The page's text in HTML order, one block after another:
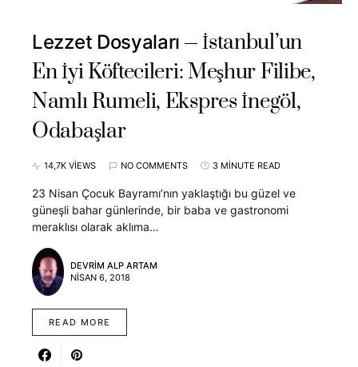
Lezzet Dosyaları
İstanbul’un
En İyi Köftecileri: Meşhur Filibe,
Namlı Rumeli, Ekspres İnegöl,
Odabaşlar
14,7K VIEWS NO COMMENTS 3 MINUTE READ
23 Nisan Çocuk Bayramı’nın yaklaştığı bu güzel ve
güneşli bahar günlerinde, bir baba ve gastronomi
meraklısı olarak aklıma…
DEVRIM ALP ARTAM
NISAN 6, 2018
READ MORE